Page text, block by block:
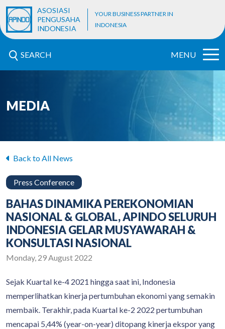
ASOSIASI
PENGUSAHA
INDONESIA
YOUR BUSINESS PARTNER IN
INDONESIA
SEARCH MENU
MEDIA
Back to All News
Press Conference
BAHAS DINAMIKA PEREKONOMIAN
NASIONAL & GLOBAL, APINDO SELURUH
INDONESIA GELAR MUSYAWARAH &
KONSULTASI NASIONAL
Monday, 29 August 2022
Sejak Kuartal ke-4 2021 hingga saat ini, Indonesia
memperlihatkan kinerja pertumbuhan ekonomi yang semakin
membaik. Terakhir, pada Kuartal ke-2 2022 pertumbuhan
mencapai 5,44% (year-on-year) ditopang kinerja ekspor yang